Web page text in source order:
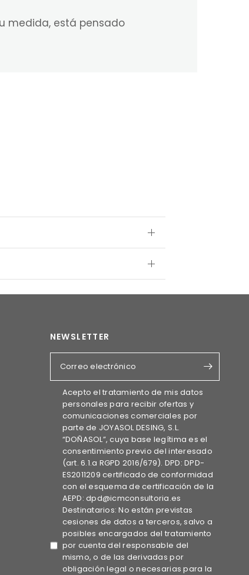
medida, está pensado
NEWSLETTER
Correo electrónico
Acepto el tratamiento de mis datos
personales para recibir ofertas y
comunicaciones comerciales por
parte de JOYASOL DESING, S.L.
“DOÑASOL”, cuya base legítima es el
consentimiento previo del interesado
(art. 6.1.a RGPD 2016/679). DPD: DPD-
ES2011209 certificado de conformidad
con el esquema de certificación de la
AEPD: dpd@icmconsultoria.es
Destinatarios: No están previstas
cesiones de datos a terceros, salvo a
posibles encargados del tratamiento
por cuenta del responsable del
mismo, o de las derivadas por
obligación legal o necesarias para la